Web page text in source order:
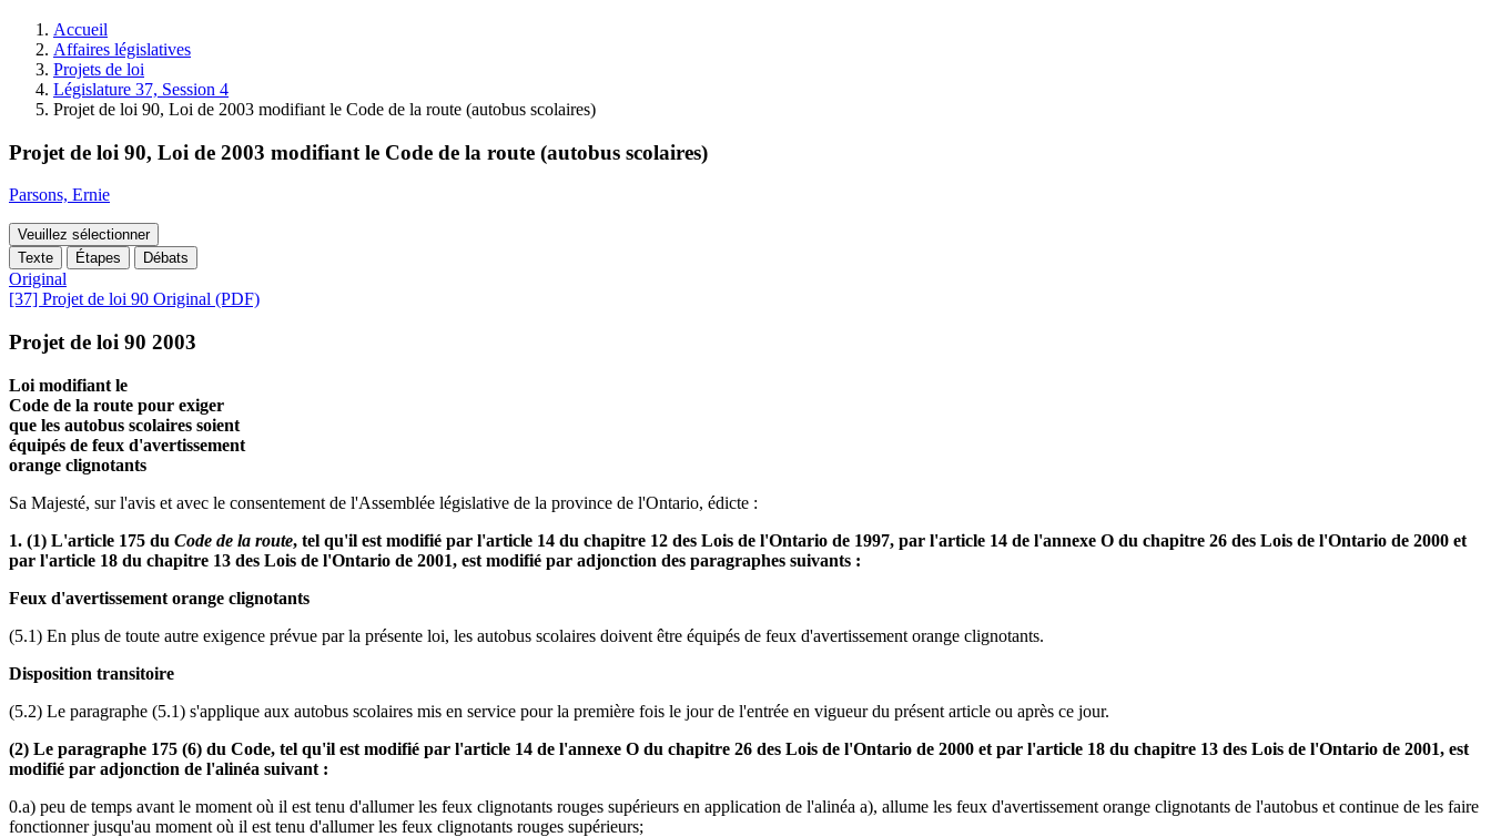
l'Assemblée
législative.
Accueil
Affaires législatives
Projets de loi
Législature 37, Session 4
Projet de loi 90, Loi de 2003 modifiant le Code de la route (autobus scolaires)
Projet de loi 90, Loi de 2003 modifiant le Code de la route (autobus scolaires)
Parsons, Ernie
Veuillez sélectionner
Texte
Étapes Débats
Original
[37] Projet de loi 90 Original (PDF)
Projet de loi 90 2003
Loi modifiant le
Code de la route pour exiger
que les autobus scolaires soient
équipés de feux d'avertissement
orange clignotants
Sa Majesté, sur l'avis et avec le consentement de l'Assemblée législative de la province de l'Ontario, édicte :
1. (1) L'article 175 du Code de la route, tel qu'il est modifié par l'article 14 du chapitre 12 des Lois de l'Ontario de 1997, par l'article 14 de l'annexe O du chapitre 26 des Lois de l'Ontario de 2000 et
par l'article 18 du chapitre 13 des Lois de l'Ontario de 2001, est modifié par adjonction des paragraphes suivants :
Feux d'avertissement orange clignotants
(5.1) En plus de toute autre exigence prévue par la présente loi, les autobus scolaires doivent être équipés de feux d'avertissement orange clignotants.
Disposition transitoire
(5.2) Le paragraphe (5.1) s'applique aux autobus scolaires mis en service pour la première fois le jour de l'entrée en vigueur du présent article ou après ce jour.
(2) Le paragraphe 175 (6) du Code, tel qu'il est modifié par l'article 14 de l'annexe O du chapitre 26 des Lois de l'Ontario de 2000 et par l'article 18 du chapitre 13 des Lois de l'Ontario de 2001, est
modifié par adjonction de l'alinéa suivant :
0.a) peu de temps avant le moment où il est tenu d'allumer les feux clignotants rouges supérieurs en application de l'alinéa a), allume les feux d'avertissement orange clignotants de l'autobus et continue de les faire
fonctionner jusqu'au moment où il est tenu d'allumer les feux clignotants rouges supérieurs;